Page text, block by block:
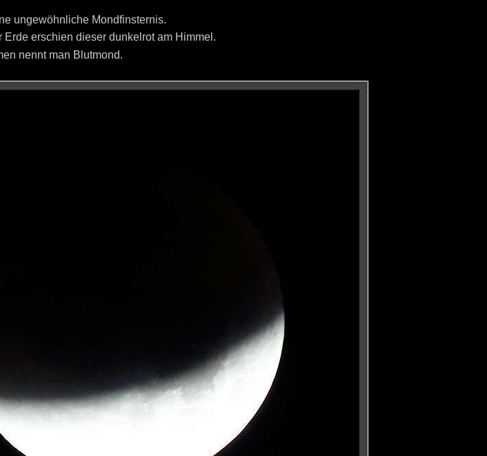
ungewöhnliche Mondfinsternis.
erschien dieser dunkelrot am Himmel.
nennt man Blutmond.